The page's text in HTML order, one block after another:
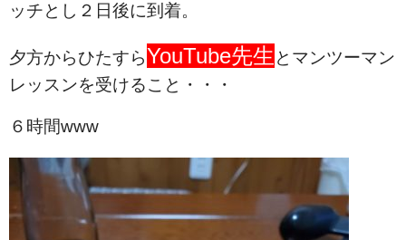
ッチとし２日後に到着。
夕方からひたすらYouTube先生 とマンツーマン
レッスンを受けること・・・
６時間www